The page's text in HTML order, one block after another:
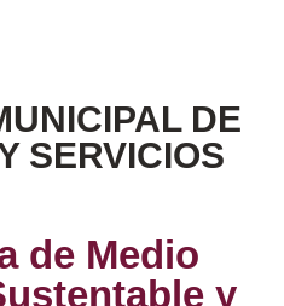
DE
SERVICIOS
de Medio
y